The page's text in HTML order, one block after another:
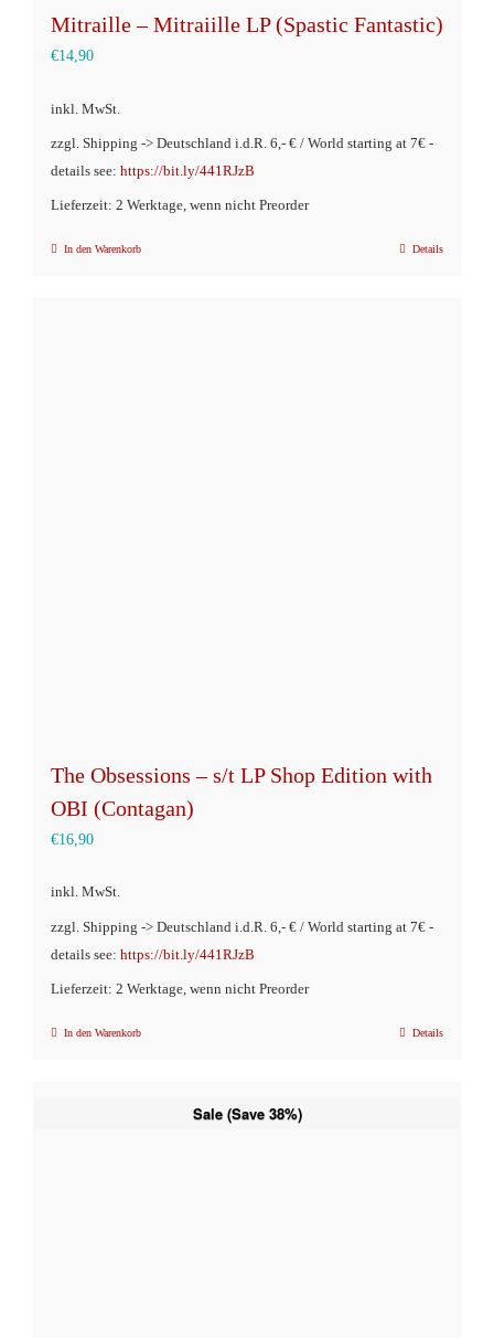
Mitraille – Mitraiille LP (Spastic Fantastic)
€14,90
inkl. MwSt.
zzgl. Shipping -> Deutschland i.d.R. 6,- € / World starting at 7€ -
details see: https://bit.ly/441RJzB
Lieferzeit: 2 Werktage, wenn nicht Preorder
In den Warenkorb Details
The Obsessions – s/t LP Shop Edition with
OBI (Contagan)
€16,90
inkl. MwSt.
zzgl. Shipping -> Deutschland i.d.R. 6,- € / World starting at 7€ -
details see: https://bit.ly/441RJzB
Lieferzeit: 2 Werktage, wenn nicht Preorder
In den Warenkorb Details
Sale (Save 38%)